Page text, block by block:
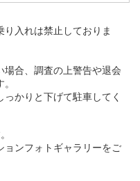
入れは禁止しておりま
場合、調査の上警告や退会
かりと下げて駐車してく
ンフォトギャラリーをご